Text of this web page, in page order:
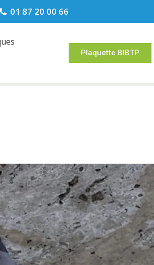
01 87 20 00 66
Plaquette BIBTP